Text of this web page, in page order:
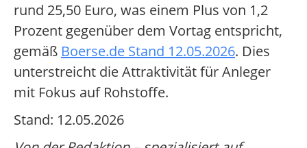
rund 25,50 Euro, was einem Plus von 1,2
Prozent gegenüber dem Vortag entspricht,
gemäß Boerse.de Stand 12.05.2026. Dies
unterstreicht die Attraktivität für Anleger
mit Fokus auf Rohstoffe.
Stand: 12.05.2026